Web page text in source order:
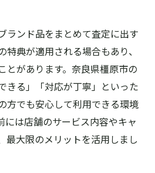
ランド品をまとめて査定に出す
特典が適用される場合もあり、
とがあります。奈良県橿原市の
きる」「対応が丁寧」といった
方でも安心して利用できる環境
には店舗のサービス内容やキャ
最大限のメリットを活用しまし